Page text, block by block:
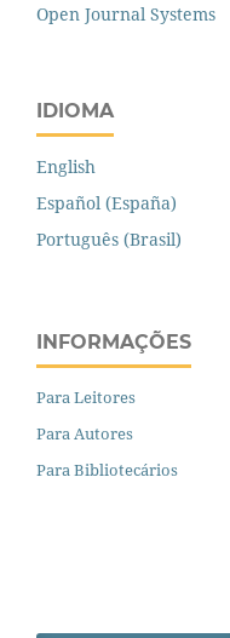
Open Journal Systems
IDIOMA
English
Español (España)
Português (Brasil)
INFORMAÇÕES
Para Leitores
Para Autores
Para Bibliotecários